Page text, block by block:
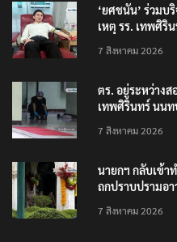
‘ยศชนัน’ ร่วมบ
เหตุ รร. เทพศิริ
7 สิงหาคม 2026
ตร. อยู่ระหว่างส
เทพศิรินทร์ นนท
7 สิงหาคม 2026
นายกฯ กลับเข้า
ถกปราบปรามอ
7 สิงหาคม 2026